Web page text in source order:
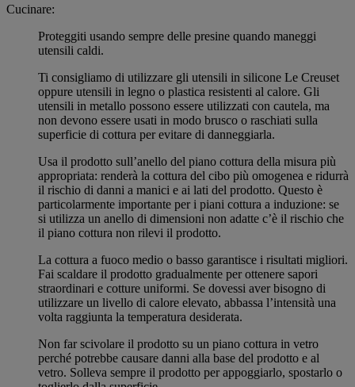
Cucinare:
Proteggiti usando sempre delle presine quando maneggi
utensili caldi.
Ti consigliamo di utilizzare gli utensili in silicone Le Creuset
oppure utensili in legno o plastica resistenti al calore. Gli
utensili in metallo possono essere utilizzati con cautela, ma
non devono essere usati in modo brusco o raschiati sulla
superficie di cottura per evitare di danneggiarla.
Usa il prodotto sull’anello del piano cottura della misura più
appropriata: renderà la cottura del cibo più omogenea e ridurrà
il rischio di danni a manici e ai lati del prodotto. Questo è
particolarmente importante per i piani cottura a induzione: se
si utilizza un anello di dimensioni non adatte c’è il rischio che
il piano cottura non rilevi il prodotto.
La cottura a fuoco medio o basso garantisce i risultati migliori.
Fai scaldare il prodotto gradualmente per ottenere sapori
straordinari e cotture uniformi. Se dovessi aver bisogno di
utilizzare un livello di calore elevato, abbassa l’intensità una
volta raggiunta la temperatura desiderata.
Non far scivolare il prodotto su un piano cottura in vetro
perché potrebbe causare danni alla base del prodotto e al
vetro. Solleva sempre il prodotto per appoggiarlo, spostarlo o